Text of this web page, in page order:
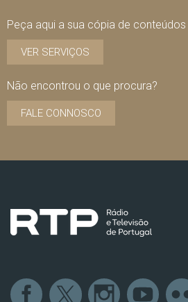
Peça aqui a sua cópia de conteúdos
VER SERVIÇOS
Não encontrou o que procura?
FALE CONNOSCO